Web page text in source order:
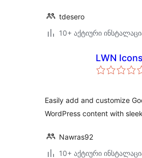
tdesero
10+ აქტიური
LWN Icons
Easily add and customize
WordPress content with
Nawras92
10+ აქტიური